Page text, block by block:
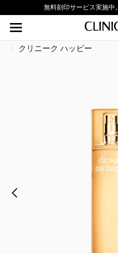
無料刻印サービス実施
クリニーク ハッピー